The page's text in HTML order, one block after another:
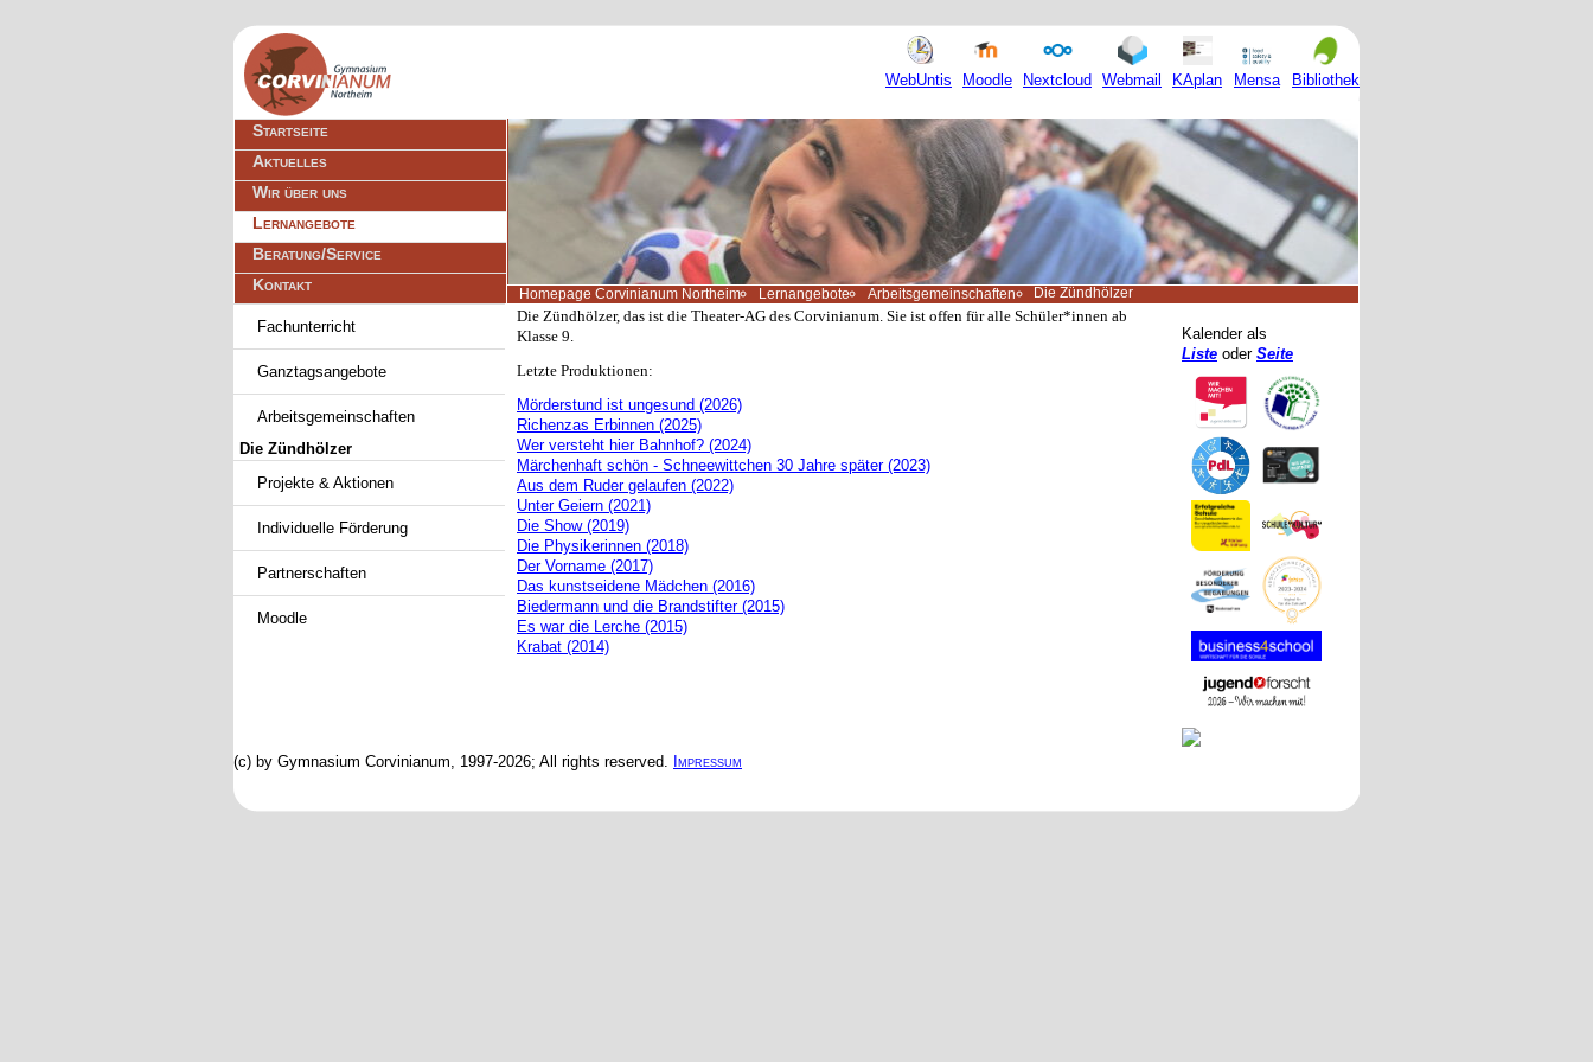
WebUntis Moodle Nextcloud Webmail KAplan Mensa Bibliothek
Navigation
überspringen
Startseite
Aktuelles
Wir über uns
Lernangebote
Beratung/Service
Kontakt
Homepage Corvinianum Northeim Lernangebote Arbeitsgemeinschaften Die Zündhölzer
Die Zündhölzer, das ist die Theater-AG des Corvinianum. Sie ist offen für alle Schüler*innen ab
Klasse 9.
Letzte Produktionen:
Mörderstund ist ungesund (2026)
Richenzas Erbinnen (2025)
Wer versteht hier Bahnhof? (2024)
Märchenhaft schön - Schneewittchen 30 Jahre später (2023)
Aus dem Ruder gelaufen (2022)
Unter Geiern (2021)
Die Show (2019)
Die Physikerinnen (2018)
Der Vorname (2017)
Das kunstseidene Mädchen (2016)
Biedermann und die Brandstifter (2015)
Es war die Lerche (2015)
Krabat (2014)
überspringen
Fachunterricht
Ganztagsangebote
Arbeitsgemeinschaften
Die Zündhölzer
Projekte & Aktionen
Individuelle Förderung
Partnerschaften
Moodle
Kalender als
Liste oder Seite
(c) by Gymnasium Corvinianum, 1997-2026; All rights reserved. Impressum